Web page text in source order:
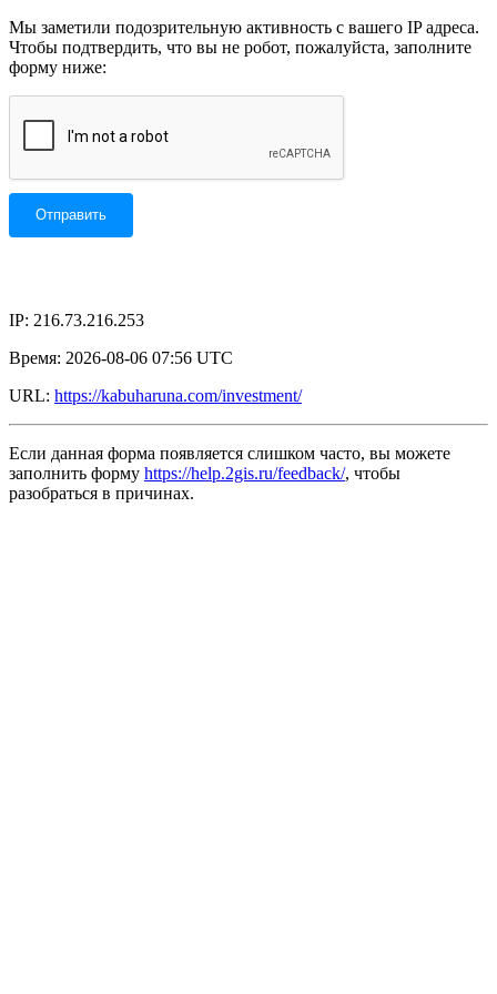
Мы заметили подозрительную активность с вашего IP адреса.
Чтобы подтвердить, что вы не робот, пожалуйста, заполните
форму ниже:
IP: 216.73.216.253
Время: 2026-08-06 07:56 UTC
URL: https://kabuharuna.com/investment/
Если данная форма появляется слишком часто, вы можете
заполнить форму https://help.2gis.ru/feedback/, чтобы
разобраться в причинах.